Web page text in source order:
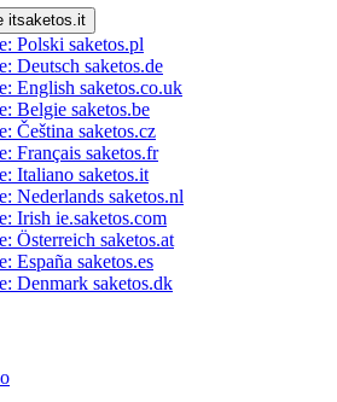
saketos.it
saketos.pl
saketos.de
saketos.co.uk
saketos.be
saketos.cz
saketos.fr
saketos.it
saketos.nl
ie.saketos.com
saketos.at
saketos.es
saketos.dk